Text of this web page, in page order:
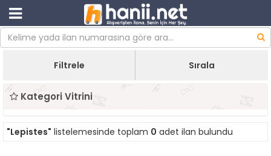
Filtrele Sırala
Kategori Vitrini
"Lepistes" listelemesinde toplam 0 adet ilan bulundu